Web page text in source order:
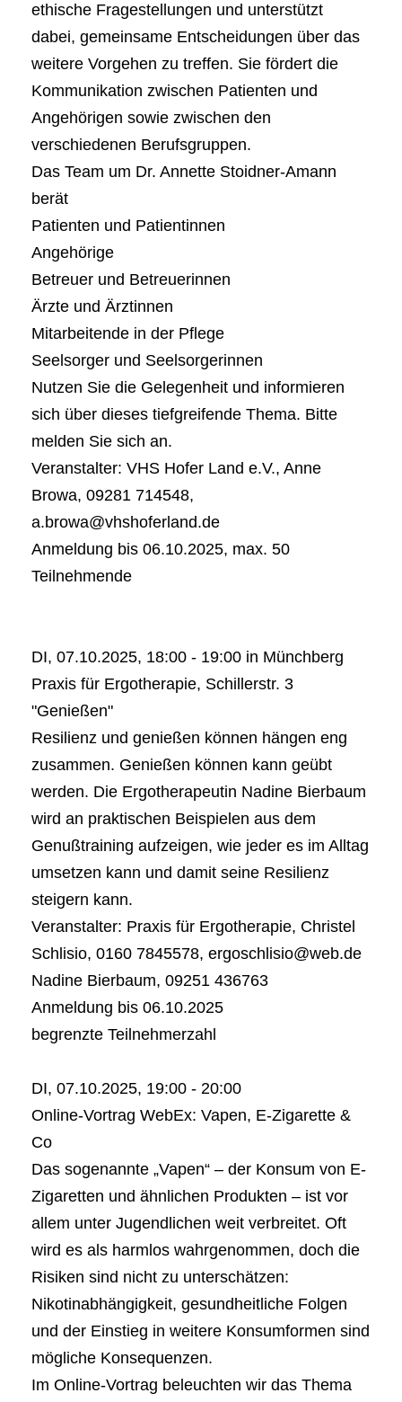
ethische Fragestellungen und unterstützt
dabei, gemeinsame Entscheidungen über das
weitere Vorgehen zu treffen. Sie fördert die
Kommunikation zwischen Patienten und
Angehörigen sowie zwischen den
verschiedenen Berufsgruppen.
Das Team um Dr. Annette Stoidner-Amann
berät
Patienten und Patientinnen
Angehörige
Betreuer und Betreuerinnen
Ärzte und Ärztinnen
Mitarbeitende in der Pflege
Seelsorger und Seelsorgerinnen
Nutzen Sie die Gelegenheit und informieren
sich über dieses tiefgreifende Thema. Bitte
melden Sie sich an.
Veranstalter: VHS Hofer Land e.V., Anne
Browa, 09281 714548,
a.browa@vhshoferland.de
Anmeldung bis 06.10.2025, max. 50
Teilnehmende
DI, 07.10.2025, 18:00 - 19:00 in Münchberg
Praxis für Ergotherapie, Schillerstr. 3
"Genießen"
Resilienz und genießen können hängen eng
zusammen. Genießen können kann geübt
werden. Die Ergotherapeutin Nadine Bierbaum
wird an praktischen Beispielen aus dem
Genußtraining aufzeigen, wie jeder es im Alltag
umsetzen kann und damit seine Resilienz
steigern kann.
Veranstalter: Praxis für Ergotherapie, Christel
Schlisio, 0160 7845578, ergoschlisio@web.de
Nadine Bierbaum, 09251 436763
Anmeldung bis 06.10.2025
begrenzte Teilnehmerzahl
DI, 07.10.2025, 19:00 - 20:00
Online-Vortrag WebEx: Vapen, E-Zigarette &
Co
Das sogenannte „Vapen“ – der Konsum von E-
Zigaretten und ähnlichen Produkten – ist vor
allem unter Jugendlichen weit verbreitet. Oft
wird es als harmlos wahrgenommen, doch die
Risiken sind nicht zu unterschätzen:
Nikotinabhängigkeit, gesundheitliche Folgen
und der Einstieg in weitere Konsumformen sind
mögliche Konsequenzen.
Im Online-Vortrag beleuchten wir das Thema